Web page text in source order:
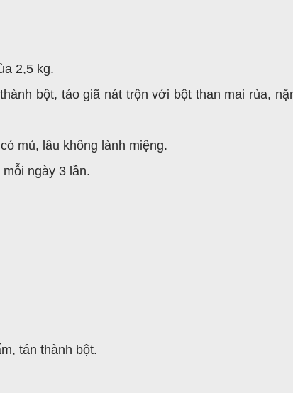
2,5 kg.
bột, táo giã nát trộn với bột than mai rùa,
mủ, lâu không lành miệng.
ngày 3 lần.
tán thành bột.